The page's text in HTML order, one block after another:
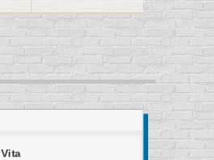
Vita